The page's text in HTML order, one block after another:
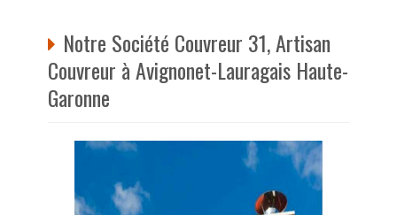
Notre Société Couvreur 31, Artisan
Couvreur à Avignonet-Lauragais Haute-
Garonne